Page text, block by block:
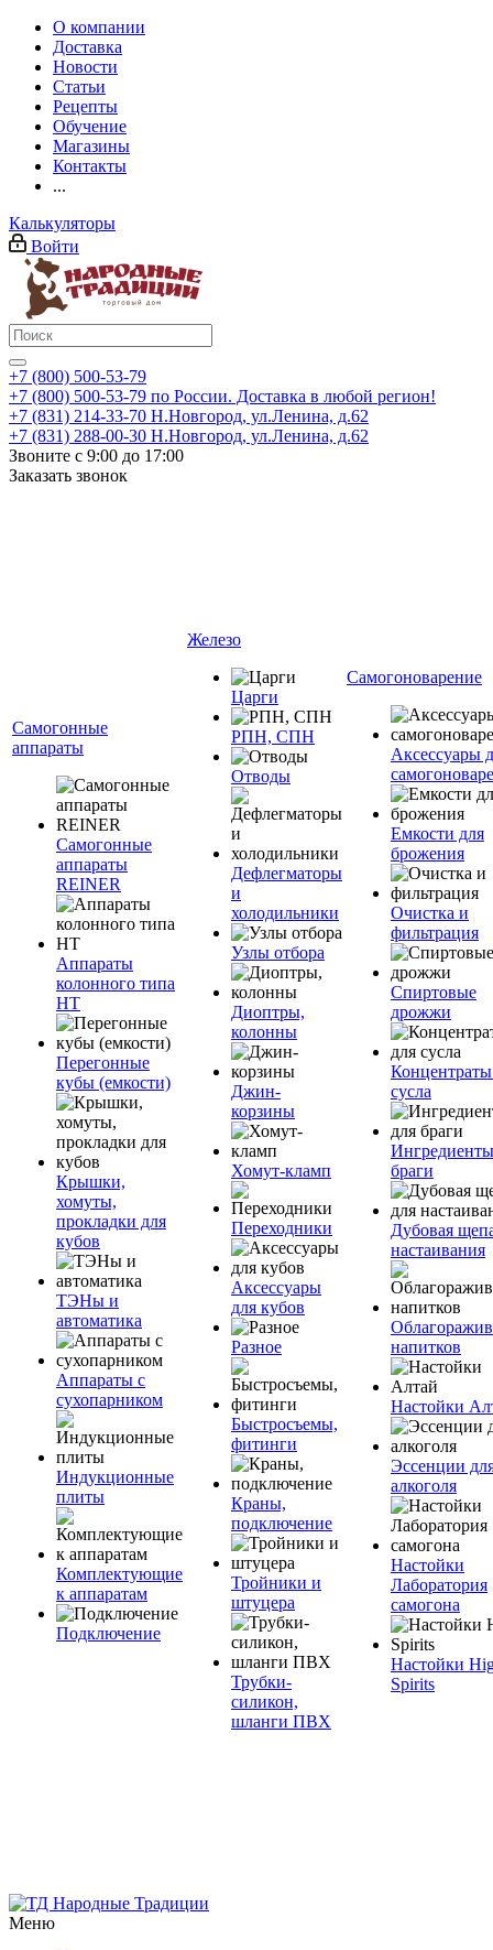
О компании
Доставка
Новости
Статьи
Рецепты
Обучение
Магазины
Контакты
...
Калькуляторы
Войти
+7 (800) 500-53-79
+7 (800) 500-53-79 по России. Доставка в любой регион!
+7 (831) 214-33-70 Н.Новгород, ул.Ленина, д.62
+7 (831) 288-00-30 Н.Новгород, ул.Ленина, д.62
Звоните с 9:00 до 17:00
Заказать звонок
Самогонные
аппараты
Самогонные
аппараты
REINER
Аппараты
колонного типа
НТ
Перегонные
кубы (емкости)
Крышки,
хомуты,
прокладки для
кубов
ТЭНы и
автоматика
Аппараты с
сухопарником
Индукционные
плиты
Комплектующие
к аппаратам
Подключение
Железо
Царги
РПН, СПН
Отводы
Дефлегматоры
и
холодильники
Узлы отбора
Диоптры,
колонны
Джин-
корзины
Хомут-кламп
Переходники
Аксессуары
для кубов
Разное
Быстросъемы,
фитинги
Краны,
подключение
Тройники и
штуцера
Трубки-
силикон,
шланги ПВХ
Самогоноварение
Аксессуары
Емкости для
брожения
Очистка и
фильтрация
Спиртовые
дрожжи
сусла
браги
Дубовая
настаивания
напитков
Настойки
Эссенции
алкоголя
Настойки
Лаборатория
самогона
Настойки
Spirits
Меню